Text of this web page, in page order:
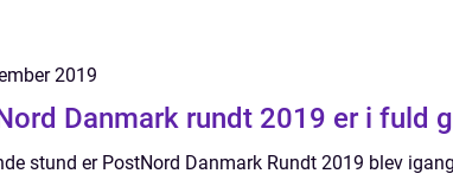
2019
Danmark rundt 2019 er i fuld
stund er PostNord Danmark Rundt 2019 blev